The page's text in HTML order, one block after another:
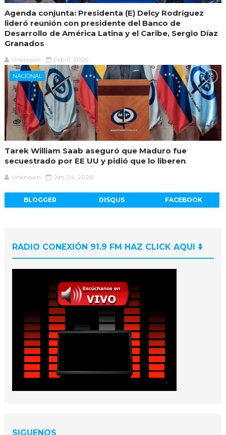
Agenda conjunta: Presidenta (E) Delcy Rodríguez
lideró reunión con presidente del Banco de
Desarrollo de América Latina y el Caribe, Sergio Díaz
Granados
Unknown Feb 11, 2026
NACIONAL
Tarek William Saab aseguró que Maduro fue
secuestrado por EE UU y pidió que lo liberen
Unknown Jan 04, 2026
BLOGGER DISQUS FACEBOOK
RADIO CONEXIÓN 91.9 FM HAZ CLICK AQUI ⬇️
SIGUENOS